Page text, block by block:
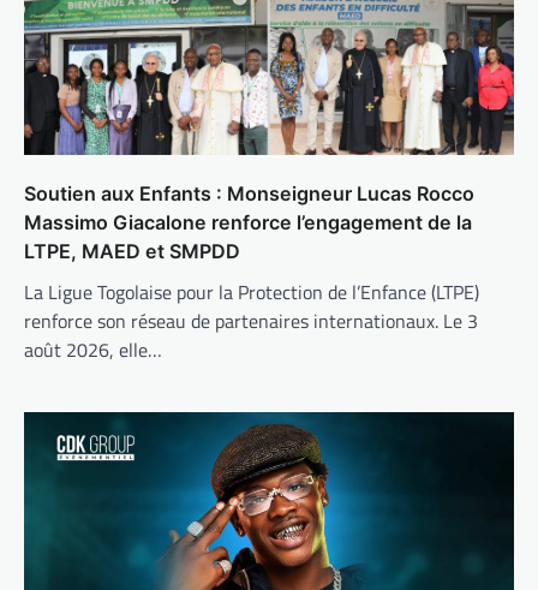
Soutien aux Enfants : Monseigneur Lucas Rocco
Massimo Giacalone renforce l’engagement de la
LTPE, MAED et SMPDD
La Ligue Togolaise pour la Protection de l’Enfance (LTPE)
renforce son réseau de partenaires internationaux. Le 3
août 2026, elle…